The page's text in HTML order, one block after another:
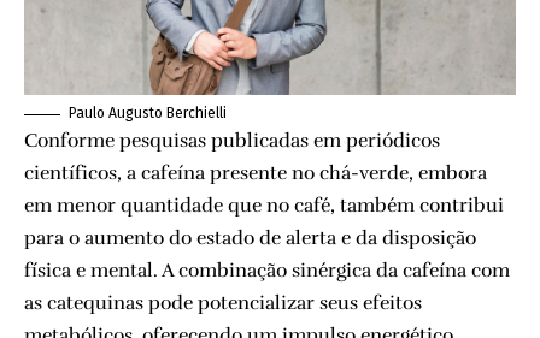
Paulo Augusto Berchielli
Conforme pesquisas publicadas em periódicos
científicos, a cafeína presente no chá-verde, embora
em menor quantidade que no café, também contribui
para o aumento do estado de alerta e da disposição
física e mental. A combinação sinérgica da cafeína com
as catequinas pode potencializar seus efeitos